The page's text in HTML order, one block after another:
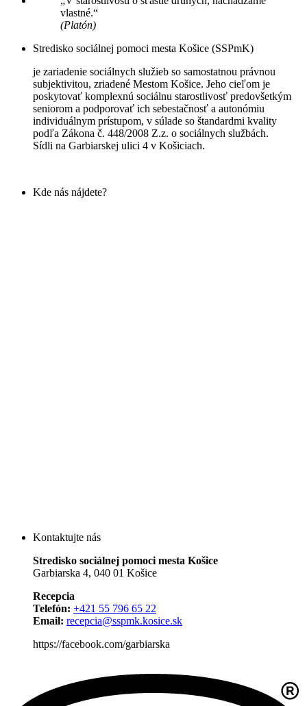
vlastné.“
(Platón)
Stredisko sociálnej pomoci mesta Košice (SSPmK)
je zariadenie sociálnych služieb so samostatnou právnou
subjektivitou, zriadené Mestom Košice. Jeho cieľom je
poskytovať komplexnú sociálnu starostlivosť predovšetkým
seniorom a podporovať ich sebestačnosť a autonómiu
individuálnym prístupom, v súlade so štandardmi kvality
podľa Zákona č. 448/2008 Z.z. o sociálnych službách.
Sídli na Garbiarskej ulici 4 v Košiciach.
Kde nás nájdete?
Kontaktujte nás
Stredisko sociálnej pomoci mesta Košice
Garbiarska 4, 040 01 Košice
Recepcia
Telefón: +421 55 796 65 22
Email: recepcia@sspmk.kosice.sk
https://facebook.com/garbiarska